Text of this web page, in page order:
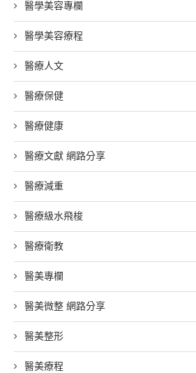
醫學美容專欄
醫學美容療程
醫療人文
醫療保健
醫療健康
醫療文獻 網路分享
醫療減重
醫療級水飛梭
醫療衛教
醫美專欄
醫美微整 網路分享
醫美整形
醫美療程